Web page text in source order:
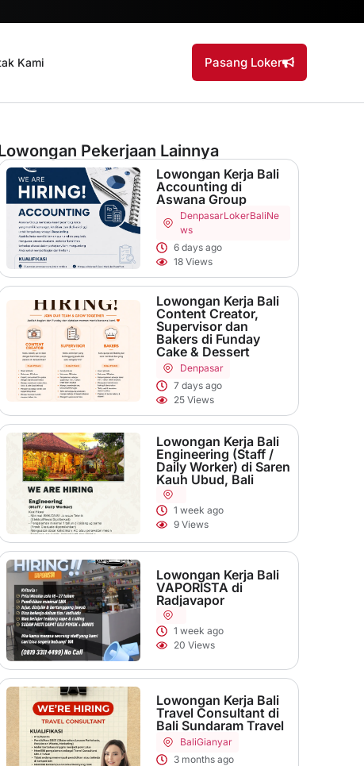
Kami Pasang Loker
Pekerjaan Lainnya
Lowongan Kerja Bali
Accounting di
Aswana Group
DenpasarLokerBaliNe
ws
6 days ago
18 Views
Lowongan Kerja Bali
Content Creator,
Supervisor dan
Bakers di Funday
Cake & Dessert
Denpasar
7 days ago
25 Views
Lowongan Kerja Bali
Engineering (Staff /
Daily Worker) di Saren
Kauh Ubud, Bali
1 week ago
9 Views
Lowongan Kerja Bali
VAPORISTA di
Radjavapor
1 week ago
20 Views
Lowongan Kerja Bali
Travel Consultant di
Bali Sundaram Travel
BaliGianyar
3 months ago